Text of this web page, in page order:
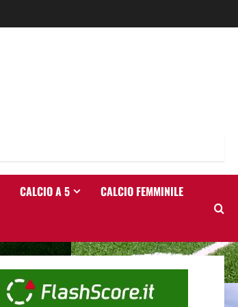
CALCIO A 5 CALCIO FEMMINILE